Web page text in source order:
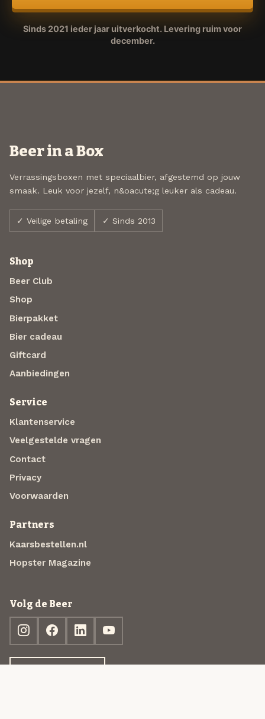
Sinds 2021 ieder jaar uitverkocht. Levering ruim voor
december.
Beer in a Box
Verrassingsboxen met speciaalbier, afgestemd op jouw
smaak. Leuk voor jezelf, n&oacute;g leuker als cadeau.
✓ Veilige betaling ✓ Sinds 2013
Shop
Beer Club
Shop
Bierpakket
Bier cadeau
Giftcard
Aanbiedingen
Service
Klantenservice
Veelgestelde vragen
Contact
Privacy
Voorwaarden
Partners
Kaarsbestellen.nl
Hopster Magazine
Volg de Beer